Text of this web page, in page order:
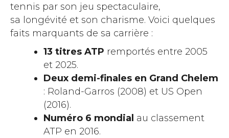
tennis par son jeu spectaculaire,
sa longévité et son charisme. Voici quelques
faits marquants de sa carrière :
13 titres ATP remportés entre 2005
et 2025.
Deux demi-finales en Grand Chelem
: Roland-Garros (2008) et US Open
(2016).
Numéro 6 mondial au classement
ATP en 2016.